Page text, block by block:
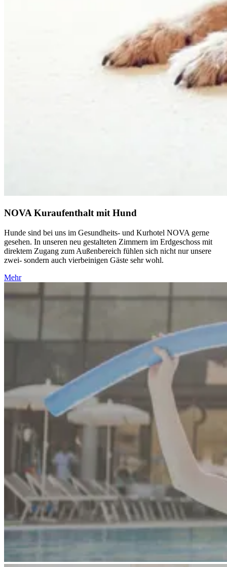
NOVA Kuraufenthalt mit Hund
Hunde sind bei uns im Gesundheits- und Kurhotel NOVA gerne
gesehen. In unseren neu gestalteten Zimmern im Erdgeschoss mit
direktem Zugang zum Außenbereich fühlen sich nicht nur unsere
zwei- sondern auch vierbeinigen Gäste sehr wohl.
Mehr